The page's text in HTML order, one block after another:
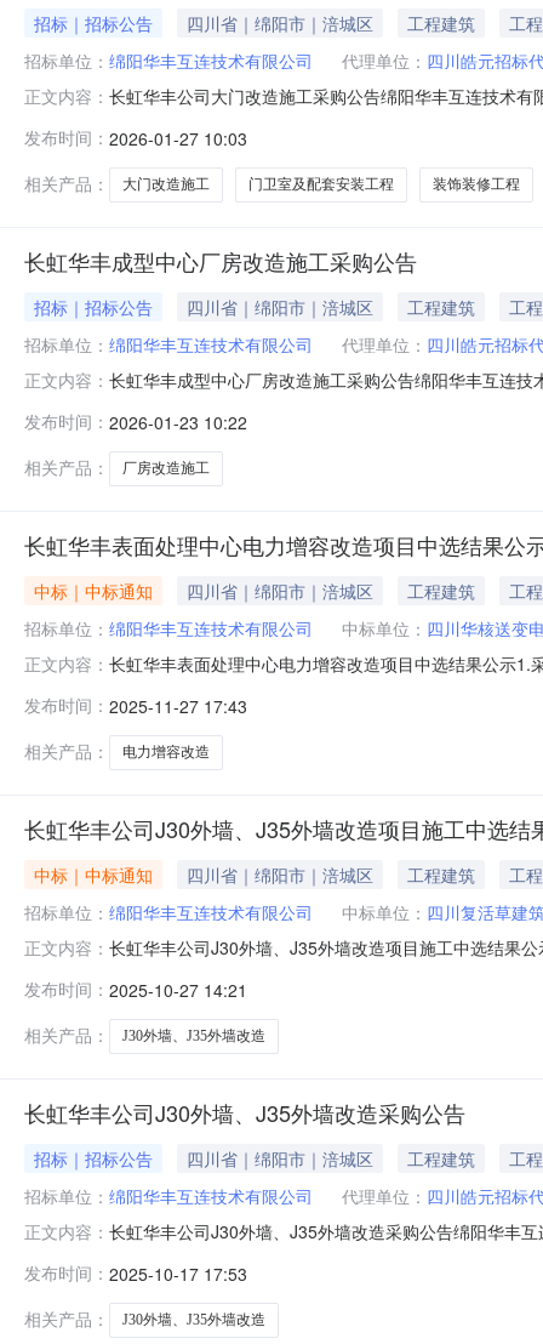
招标｜招标公告 四川省｜绵阳市｜涪城区 工程建筑
工程
招标单位： 绵阳华丰互连技术有限公司 代理单位： 四川皓元招标
正文内容： 长虹华丰公司大门改造施工采购公告绵阳华丰互连技术
区三江大道118号，拆除原门卫室，新建两栋门卫室及配
金额：含税控制价：1850696
发布时间： 2026-01-27 10:03
相关产品：
大门改造施工 门卫室及配套安装工程 装饰装修工程
长虹华丰成型中心厂房改造施工采购公告
招标｜招标公告 四川省｜绵阳市｜涪城区 工程建筑
工程
招标单位： 绵阳华丰互连技术有限公司 代理单位： 四川皓元招标
正文内容： 长虹华丰成型中心厂房改造施工采购公告绵阳华丰互连
区三江大道118号。（4）工期要求：绝对工期30日历天
元，其中税率：9
发布时间： 2026-01-23 10:22
相关产品：
厂房改造施工
长虹华丰表面处理中心电力增容改造项目中选结果公
中标｜中标通知 四川省｜绵阳市｜涪城区 工程建筑
工程
招标单位： 绵阳华丰互连技术有限公司 中标单位： 四川华核送变
正文内容： 长虹华丰表面处理中心电力增容改造项目中选结果公示
委、长虹集团官网查看。联系人：张老师联系电话：
发布时间： 2025-11-27 17:43
相关产品：
电力增容改造
长虹华丰公司J30外墙、J35外墙改造项目施工中选结
中标｜中标通知 四川省｜绵阳市｜涪城区 工程建筑
工程
招标单位： 绵阳华丰互连技术有限公司 中标单位： 四川复活草建
正文内容： 长虹华丰公司J30外墙、J35外墙改造项目施工中选结果
187822450098.投诉监督：（1）长虹集团纪检部门联系
发布时间： 2025-10-27 14:21
相关产品：
J30外墙、J35外墙改造
长虹华丰公司J30外墙、J35外墙改造采购公告
招标｜招标公告 四川省｜绵阳市｜涪城区 工程建筑
工程
招标单位： 绵阳华丰互连技术有限公司 代理单位： 四川皓元招标
正文内容： 长虹华丰公司J30外墙、J35外墙改造采购公告绵阳华丰
本项目位于绵阳市经开区经开区三江大道118号，拟改
发布时间： 2025-10-17 17:53
相关产品：
J30外墙、J35外墙改造